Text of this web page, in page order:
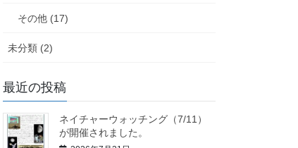
その他 (17)
未分類 (2)
最近の投稿
ネイチャーウォッチング（7/11）
が開催されました。